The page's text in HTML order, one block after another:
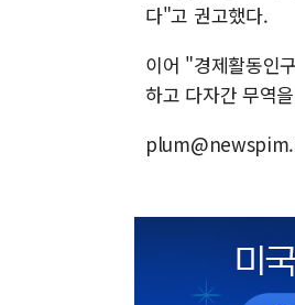
다"고 권고했다.
이어 "경제활동인
하고 다자간 무역